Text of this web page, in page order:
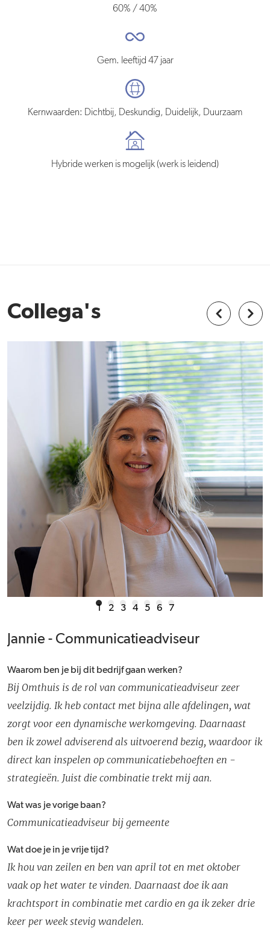
60% / 40%
Gem. leeftijd 47 jaar
Kernwaarden: Dichtbij, Deskundig, Duidelijk, Duurzaam
Hybride werken is mogelijk (werk is leidend)
Collega's
1 2 3 4 5 6 7
Jannie - Communicatieadviseur
Waarom ben je bij dit bedrijf gaan werken?
Bij Omthuis is de rol van communicatieadviseur zeer
veelzijdig. Ik heb contact met bijna alle afdelingen, wat
zorgt voor een dynamische werkomgeving. Daarnaast
ben ik zowel adviserend als uitvoerend bezig, waardoor ik
direct kan inspelen op communicatiebehoeften en -
strategieën. Juist die combinatie trekt mij aan.
Wat was je vorige baan?
Communicatieadviseur bij gemeente
Wat doe je in je vrije tijd?
Ik hou van zeilen en ben van april tot en met oktober
vaak op het water te vinden. Daarnaast doe ik aan
krachtsport in combinatie met cardio en ga ik zeker drie
keer per week stevig wandelen.